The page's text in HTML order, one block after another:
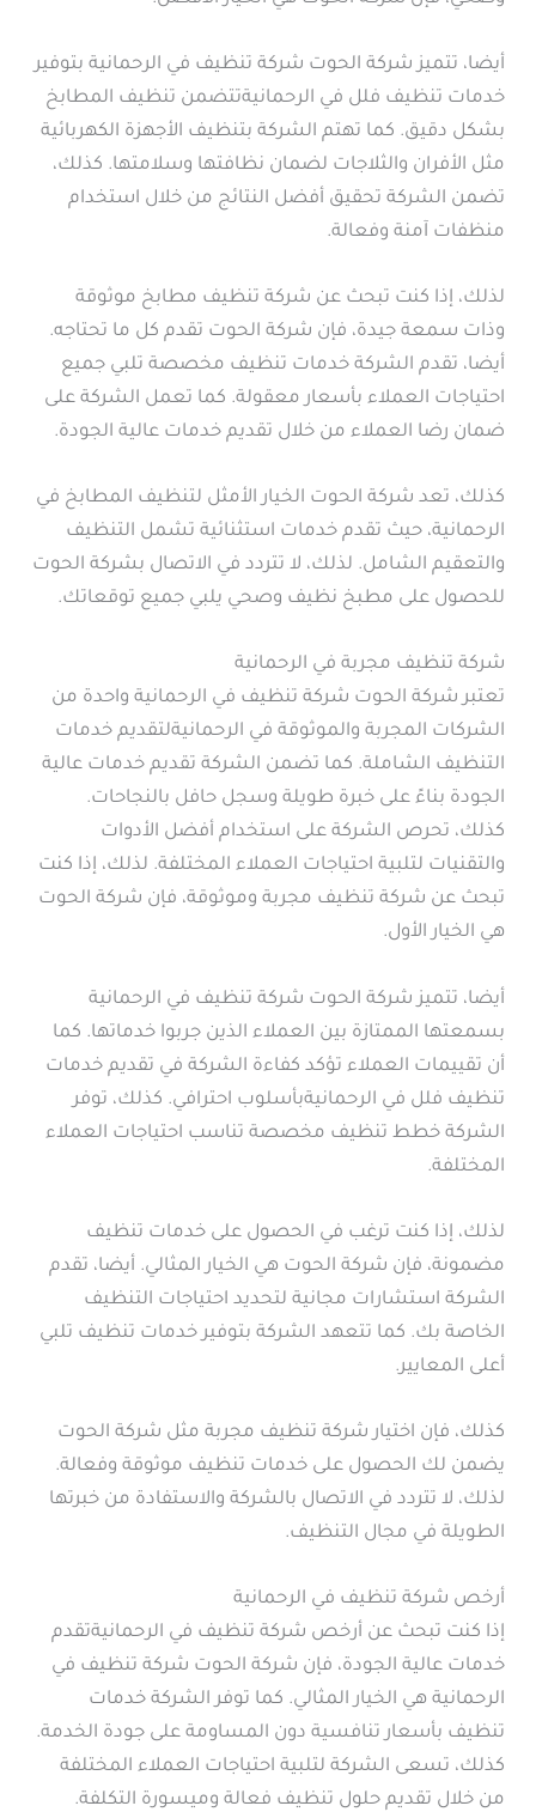
أيضا، تتميز شركة الحوت شركة تنظيف في الرحمانية بتوفير
خدمات تنظيف فلل في الرحمانيةتتضمن تنظيف المطابخ
بشكل دقيق. كما تهتم الشركة بتنظيف الأجهزة الكهربائية
مثل الأفران والثلاجات لضمان نظافتها وسلامتها. كذلك،
تضمن الشركة تحقيق أفضل النتائج من خلال استخدام
منظفات آمنة وفعالة.
لذلك، إذا كنت تبحث عن شركة تنظيف مطابخ موثوقة
وذات سمعة جيدة، فإن شركة الحوت تقدم كل ما تحتاجه.
أيضا، تقدم الشركة خدمات تنظيف مخصصة تلبي جميع
احتياجات العملاء بأسعار معقولة. كما تعمل الشركة على
ضمان رضا العملاء من خلال تقديم خدمات عالية الجودة.
كذلك، تعد شركة الحوت الخيار الأمثل لتنظيف المطابخ في
الرحمانية، حيث تقدم خدمات استثنائية تشمل التنظيف
والتعقيم الشامل. لذلك، لا تتردد في الاتصال بشركة الحوت
للحصول على مطبخ نظيف وصحي يلبي جميع توقعاتك.
شركة تنظيف مجربة في الرحمانية
تعتبر شركة الحوت شركة تنظيف في الرحمانية واحدة من
الشركات المجربة والموثوقة في الرحمانيةلتقديم خدمات
التنظيف الشاملة. كما تضمن الشركة تقديم خدمات عالية
الجودة بناءً على خبرة طويلة وسجل حافل بالنجاحات.
كذلك، تحرص الشركة على استخدام أفضل الأدوات
والتقنيات لتلبية احتياجات العملاء المختلفة. لذلك، إذا كنت
تبحث عن شركة تنظيف مجربة وموثوقة، فإن شركة الحوت
هي الخيار الأول.
أيضا، تتميز شركة الحوت شركة تنظيف في الرحمانية
بسمعتها الممتازة بين العملاء الذين جربوا خدماتها. كما
أن تقييمات العملاء تؤكد كفاءة الشركة في تقديم خدمات
تنظيف فلل في الرحمانيةبأسلوب احترافي. كذلك، توفر
الشركة خطط تنظيف مخصصة تناسب احتياجات العملاء
المختلفة.
لذلك، إذا كنت ترغب في الحصول على خدمات تنظيف
مضمونة، فإن شركة الحوت هي الخيار المثالي. أيضا، تقدم
الشركة استشارات مجانية لتحديد احتياجات التنظيف
الخاصة بك. كما تتعهد الشركة بتوفير خدمات تنظيف تلبي
أعلى المعايير.
كذلك، فإن اختيار شركة تنظيف مجربة مثل شركة الحوت
يضمن لك الحصول على خدمات تنظيف موثوقة وفعالة.
لذلك، لا تتردد في الاتصال بالشركة والاستفادة من خبرتها
الطويلة في مجال التنظيف.
أرخص شركة تنظيف في الرحمانية
إذا كنت تبحث عن أرخص شركة تنظيف في الرحمانيةتقدم
خدمات عالية الجودة، فإن شركة الحوت شركة تنظيف في
الرحمانية هي الخيار المثالي. كما توفر الشركة خدمات
تنظيف بأسعار تنافسية دون المساومة على جودة الخدمة.
كذلك، تسعى الشركة لتلبية احتياجات العملاء المختلفة
من خلال تقديم حلول تنظيف فعالة وميسورة التكلفة.